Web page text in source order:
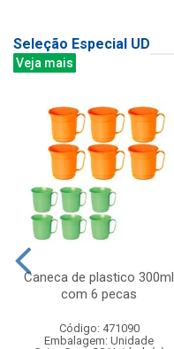
Seleção Especial UD
Veja mais
Caneca de plastico 300ml
com 6 pecas
Código: 471090
Embalagem: Unidade